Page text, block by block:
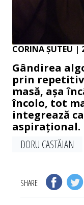
CORINA ȘUTEU |
Gândirea
prin
masă, așa
încolo, tot
integrează
aspirațional.
DORU CASTĂIAN
SHARE